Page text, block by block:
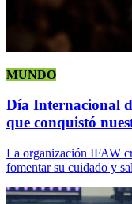
MUNDO
Día Internacional
que conquistó
La organización IFAW
fomentar su cuidado y